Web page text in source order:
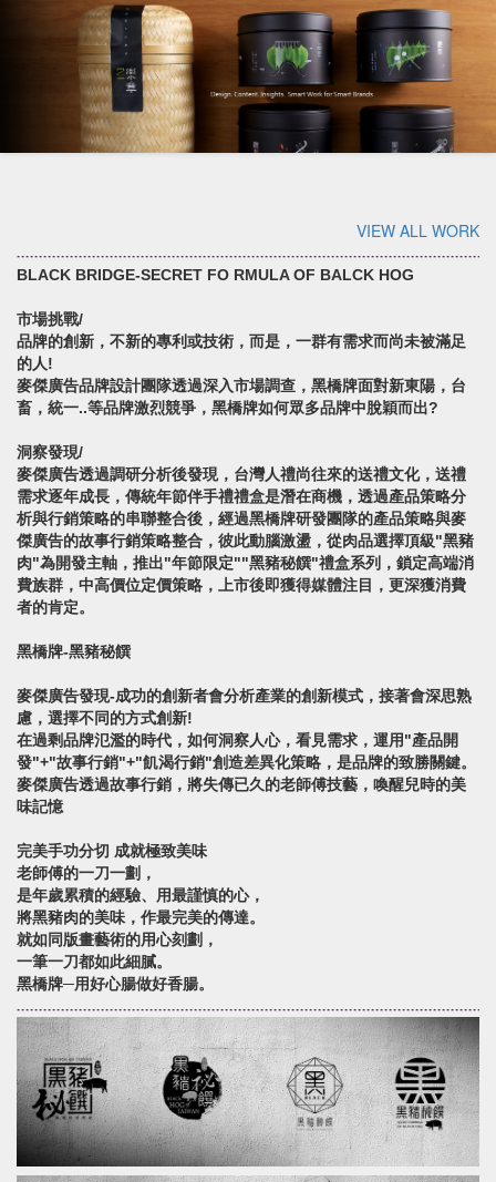
VIEW ALL WORK
BLACK BRIDGE-SECRET FO RMULA OF BALCK HOG
市場挑戰/
品牌的創新，不新的專利或技術，而是，一群有需求而尚未被滿足
的人!
麥傑廣告品牌設計團隊透過深入市場調查，黑橋牌面對新東陽，台
畜，統一..等品牌激烈競爭，黑橋牌如何眾多品牌中脫穎而出?
洞察發現/
麥傑廣告透過調研分析後發現，台灣人禮尚往來的送禮文化，送禮
需求逐年成長，傳統年節伴手禮禮盒是潛在商機，透過產品策略分
析與行銷策略的串聯整合後，經過黑橋牌研發團隊的產品策略與麥
傑廣告的故事行銷策略整合，彼此動腦激盪，從肉品選擇頂級"黑豬
肉"為開發主軸，推出"年節限定""黑豬秘饌"禮盒系列，鎖定高端消
費族群，中高價位定價策略，上市後即獲得媒體注目，更深獲消費
者的肯定。
黑橋牌-黑豬秘饌
麥傑廣告發現-成功的創新者會分析產業的創新模式，接著會深思熟
慮，選擇不同的方式創新!
在過剩品牌氾濫的時代，如何洞察人心，看見需求，運用"產品開
發"+"故事行銷"+"飢渴行銷"創造差異化策略，是品牌的致勝關鍵。
麥傑廣告透過故事行銷，將失傳已久的老師傅技藝，喚醒兒時的美
味記憶
完美手功分切 成就極致美味
老師傅的一刀一劃，
是年歲累積的經驗、用最謹慎的心，
將黑豬肉的美味，作最完美的傳達。
就如同版畫藝術的用心刻劃，
一筆一刀都如此細膩。
黑橋牌─用好心腸做好香腸。